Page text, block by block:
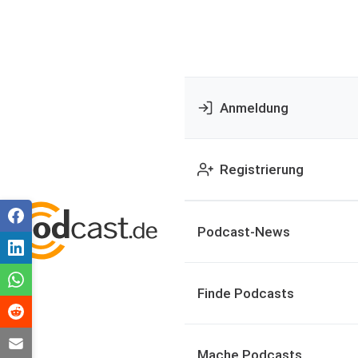
Anmeldung
Registrierung
Podcast-News
Finde Podcasts
Mache Podcasts